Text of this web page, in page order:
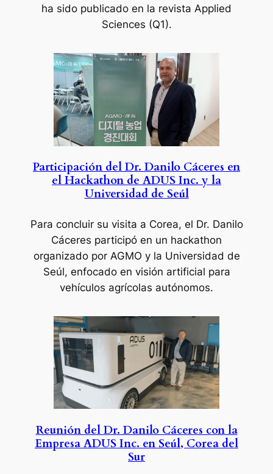
ha sido publicado en la revista Applied
Sciences (Q1).
Participación del Dr. Danilo Cáceres en
el Hackathon de ADUS Inc. y la
Universidad de Seúl
Para concluir su visita a Corea, el Dr. Danilo
Cáceres participó en un hackathon
organizado por AGMO y la Universidad de
Seúl, enfocado en visión artificial para
vehículos agrícolas autónomos.
Reunión del Dr. Danilo Cáceres con la
Empresa ADUS Inc. en Seúl, Corea del
Sur